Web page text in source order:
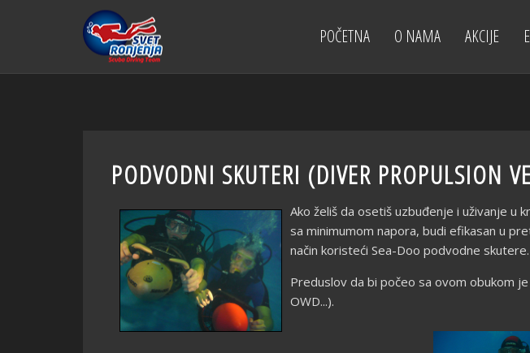
POČETNA O NAMA AKCIJE
PODVODNI SKUTERI (DIVER PROPULSION
Ako želiš da osetiš uzbuđenje i uživanje
sa minimumom napora, budi efikasan u
način koristeći Sea-Doo podvodne skutere.
Preduslov da bi počeo sa ovom obukom
OWD...).